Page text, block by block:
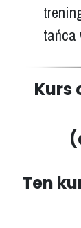
tańca
Kurs
Ten